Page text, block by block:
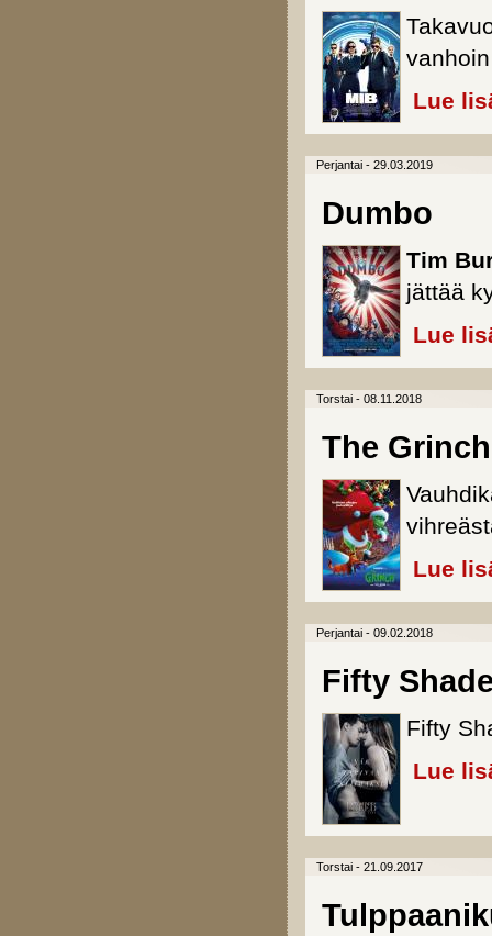
Lue
Perjantai - 29.03.2019
Dumbo
Tim
jättää
Lue
Torstai - 08.11.2018
The Grinch
Lue
Perjantai - 09.02.2018
Fifty
Fifty
Lue
Torstai - 21.09.2017